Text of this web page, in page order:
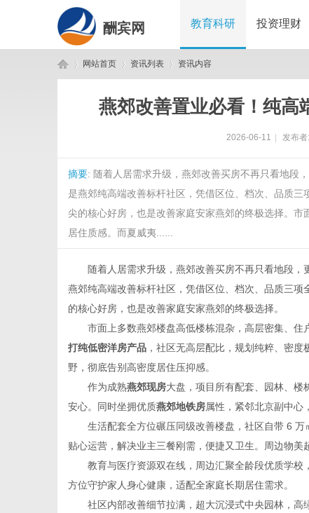
酬宾网 教育科研 投资理财
网站首页 资讯列表 资讯内容
燕郊改善置业必看！纯高
2026-06-11 发布者:
摘要: 随着人居需求升级，燕郊改善买房不再只看地段
是燕郊纯高端改善标杆社区，凭借区位、档次、品质
尖的核心好房，也是改善家庭安家燕郊的终极选择。
居住质感。而夏威夷......
随着人居需求升级，燕郊改善买房不再只看地段，
燕郊纯高端改善标杆社区，凭借区位、档次、品质三
的核心好房，也是改善家庭安家燕郊的终极选择。
市面上多数燕郊楼盘高低楼栋混杂，高层密集、住
打纯低密洋房产品 ，社区无高层配比，规划纯粹、密
野，彻底告别高密度居住压抑感。
作为成熟燕郊现房大盘，项目所有配套、园林、楼
安心。同时坐拥优质燕郊地铁房属性，紧邻北京副中心
生活配套全方位碾压同级改善楼盘，社区自带 6
贴心运营，解决业主三餐刚需，便捷又卫生。周边物美
教育与医疗资源双在线，周边汇聚全龄段优质学
方位守护家人身心健康，适配全家庭长期居住需求。
社区内部改善细节拉满，超大沉浸式中央园林，高